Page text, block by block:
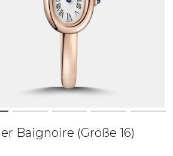
Baignoire (Größe 16)